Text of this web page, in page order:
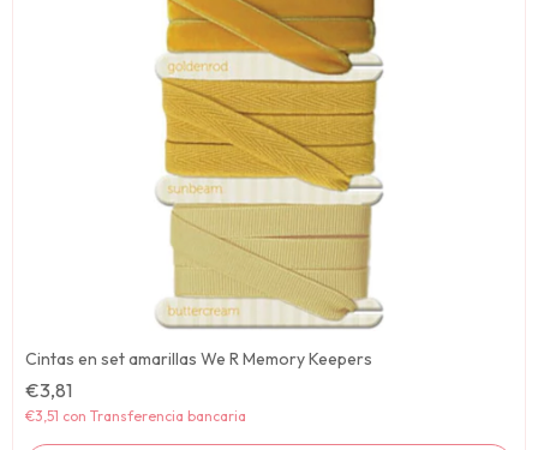
Cintas en set amarillas We R Memory Keepers
€3,81
€3,51 con Transferencia bancaria